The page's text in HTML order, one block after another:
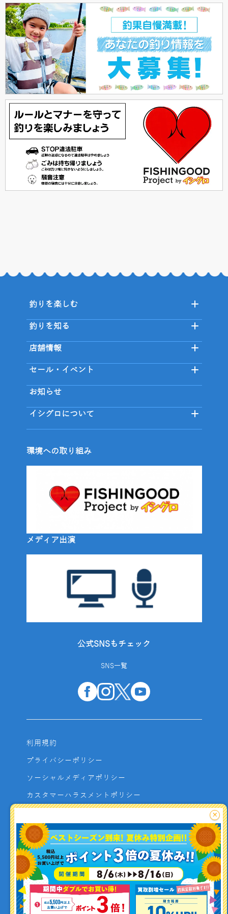
釣り情報を
投稿する
釣りを楽しむ
釣りを知る
店舗情報
セール・イベント
お知らせ
イシグロについて
環境への取り組み
メディア出演
公式SNSもチェック
SNS一覧
利用規約
プライバシーポリシー
ソーシャルメディアポリシー
カスタマーハラスメントポリシー
よくあるご質問
お問い合わせ
利用者資金の保全方法
×